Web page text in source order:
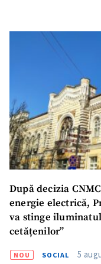
După decizia
energie electrică,
va stinge
cetățenilor”
NOU SOCIAL 5